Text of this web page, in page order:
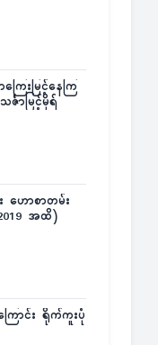
ေးမြင့်နေကြ
ာမြင့်မိုရ်
ဟောစာတမ်း
အထိ)
ောင်း ရိုက်ကူးပုံ